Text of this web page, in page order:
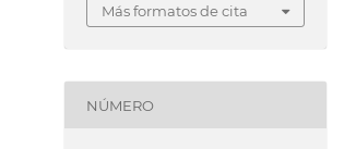
Más formatos de cita
NÚMERO